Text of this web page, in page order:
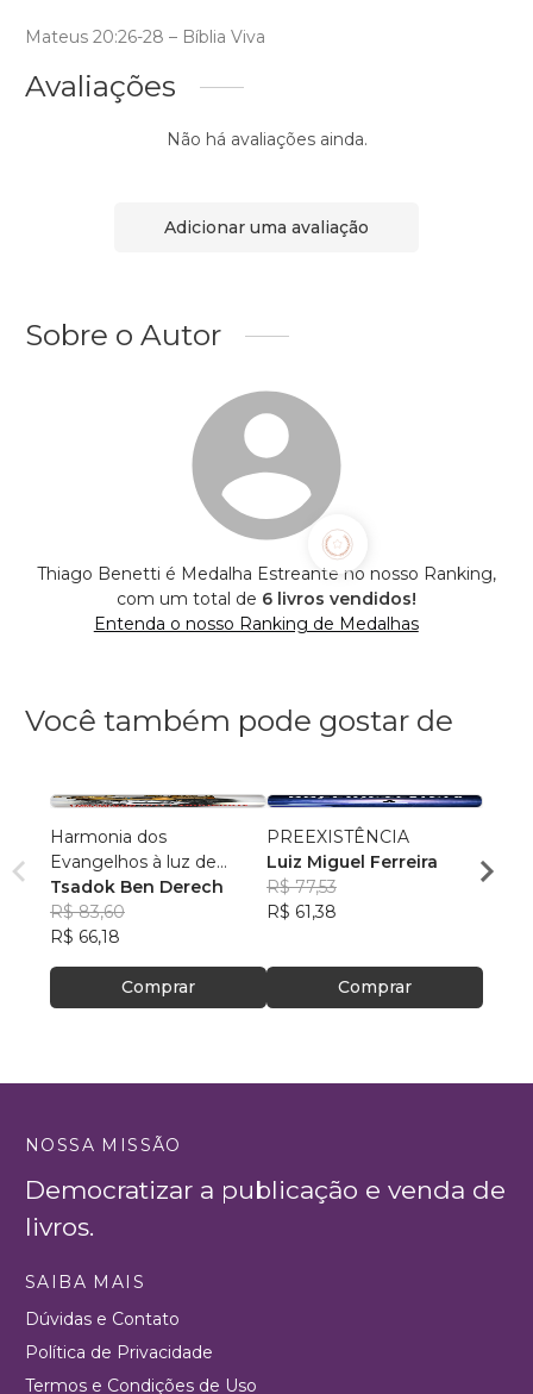
Mateus 20:26-28 – Bíblia Viva
Avaliações
Não há avaliações ainda.
Adicionar uma avaliação
Sobre o Autor
Thiago Benetti é Medalha Estreante no nosso Ranking,
com um total de 6 livros vendidos!
Entenda o nosso Ranking de Medalhas
Você também pode gostar de
Harmonia dos
Evangelhos à luz de
manuscritos aramaicos e
da cultura judaica
Tsadok Ben Derech
R$ 83,60
R$ 66,18
Comprar
PREEXISTÊNCIA
Luiz Miguel Ferreira
R$ 77,53
R$ 61,38
Comprar
R$
NOSSA MISSÃO
Democratizar a publicação e venda de
livros.
SAIBA MAIS
Dúvidas e Contato
Política de Privacidade
Termos e Condições de Uso